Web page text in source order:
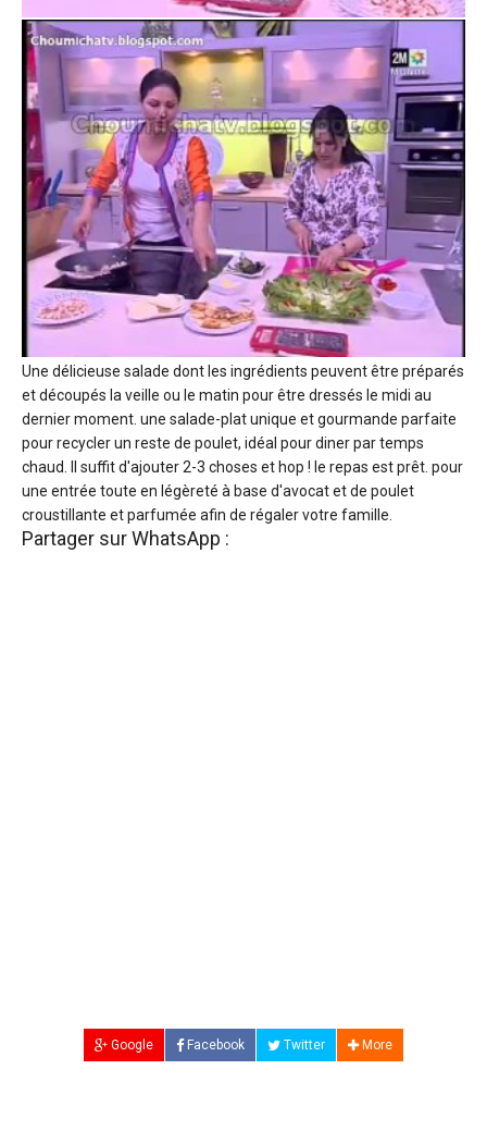
Une délicieuse salade dont les ingrédients peuvent être préparés
et découpés la veille ou le matin pour être dressés le midi au
dernier moment. une salade-plat unique et gourmande parfaite
pour recycler un reste de poulet, idéal pour diner par temps
chaud. Il suffit d'ajouter 2-3 choses et hop ! le repas est prêt. pour
une entrée toute en légèreté à base d'avocat et de poulet
croustillante et parfumée afin de régaler votre famille.
Partager sur WhatsApp :
Google Facebook Twitter More